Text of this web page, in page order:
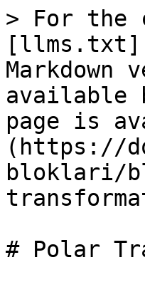
> For the
Markdown
available
page is
(https://
bloklari/
# Polar